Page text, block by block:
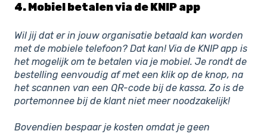
4. Mobiel betalen via de KNIP app
Wil jij dat er in jouw organisatie betaald kan worden
met de mobiele telefoon? Dat kan! Via de KNIP app is
het mogelijk om te betalen via je mobiel. Je rondt de
bestelling eenvoudig af met een klik op de knop, na
het scannen van een QR-code bij de kassa. Zo is de
portemonnee bij de klant niet meer noodzakelijk!
Bovendien bespaar je kosten omdat je geen